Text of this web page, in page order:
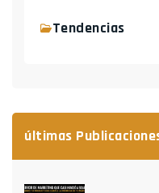
Tendencias
últimas